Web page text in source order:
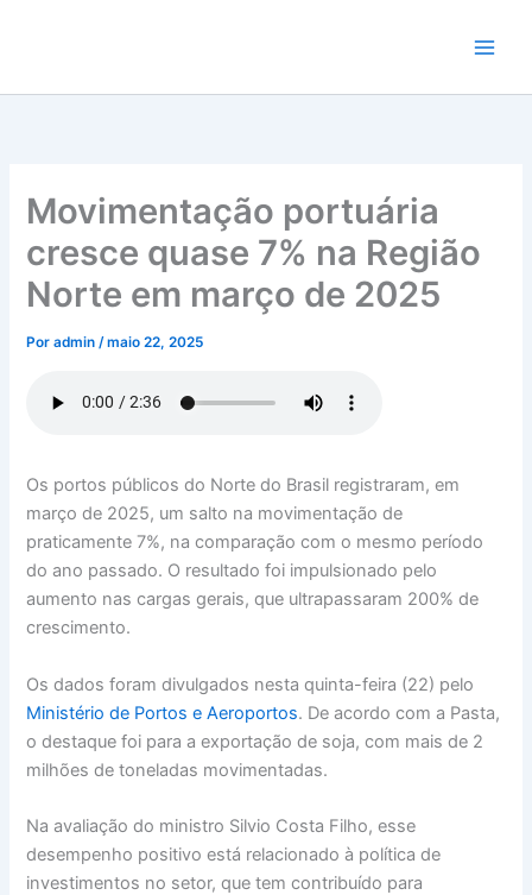
conteúdo
Movimentação portuária
cresce quase 7% na Região
Norte em março de 2025
Poradmin/maio 22, 2025
Os portos públicos do Norte do Brasil registraram, em
março de 2025, um salto na movimentação de
praticamente 7%, na comparação com o mesmo período
do ano passado. O resultado foi impulsionado pelo
aumento nas cargas gerais, que ultrapassaram 200% de
crescimento.
Os dados foram divulgados nesta quinta-feira (22) pelo
Ministério de Portos e Aeroportos. De acordo com a Pasta,
o destaque foi para a exportação de soja, com mais de 2
milhões de toneladas movimentadas.
Na avaliação do ministro Silvio Costa Filho, esse
desempenho positivo está relacionado à política de
investimentos no setor, que tem contribuído para